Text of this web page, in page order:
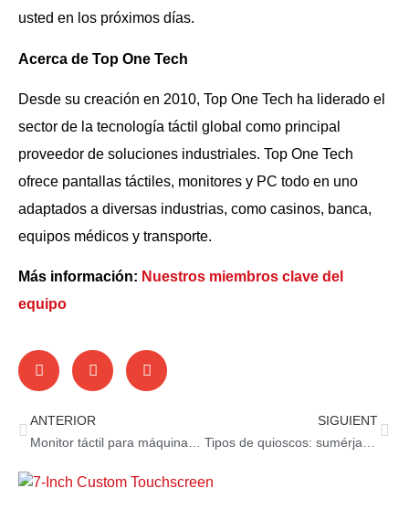
usted en los próximos días.
Acerca de Top One Tech
Desde su creación en 2010, Top One Tech ha liderado el
sector de la tecnología táctil global como principal
proveedor de soluciones industriales. Top One Tech
ofrece pantallas táctiles, monitores y PC todo en uno
adaptados a diversas industrias, como casinos, banca,
equipos médicos y transporte.
Más información: Nuestros miembros clave del
equipo
ANTERIOR
SIGUIENT